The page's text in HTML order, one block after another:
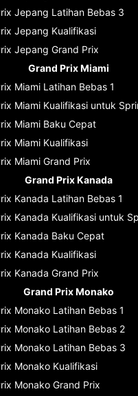
Jepang Latihan Bebas 3
Jepang Kualifikasi
Jepang Grand Prix
Grand Prix Miami
Miami Latihan Bebas 1
Miami Kualifikasi untuk
Miami Baku Cepat
Miami Kualifikasi
Miami Grand Prix
Grand Prix Kanada
Kanada Latihan Bebas 1
Kanada Kualifikasi untuk
Kanada Baku Cepat
Kanada Kualifikasi
Kanada Grand Prix
Grand Prix Monako
Monako Latihan Bebas 1
Monako Latihan Bebas 2
Monako Latihan Bebas 3
Monako Kualifikasi
Monako Grand Prix